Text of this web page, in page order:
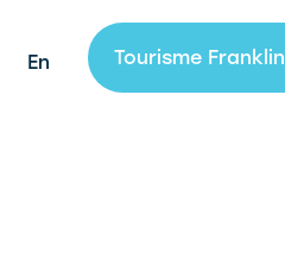
En Tourisme Franklin